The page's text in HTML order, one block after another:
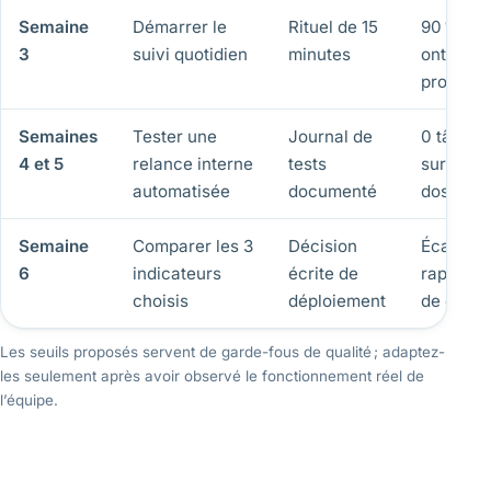
Semaine
3
Démarrer le
suivi quotidien
Rituel de 15
minutes
90 %
ont une
Semaines
4 et 5
Tester une
relance interne
automatisée
Journal de
tests
documenté
0 tâche
sur un
dossier
Semaine
6
Comparer les 3
indicateurs
choisis
Décision
écrite de
déploiement
Écart
rapport
de
Les seuils proposés servent de garde-fous de qualité ; adaptez-
les seulement après avoir observé le fonctionnement réel de
l’équipe.